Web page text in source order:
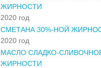
ЖИРНОСТИ
2020 год
СМЕТАНА 30%-НОЙ
2020 год
МАСЛО СЛАДКО-
ЖИРНОСТИ